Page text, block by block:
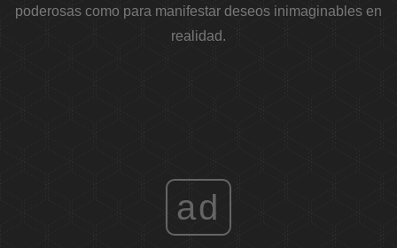
poderosas como para manifestar deseos inimaginables en
realidad.
ad